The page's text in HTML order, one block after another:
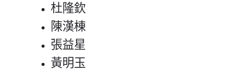
杜隆欽
陳漢棟
張益星
黃明玉